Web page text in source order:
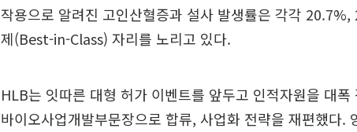
작용으로 알려진 고인산혈증과 설사 발생률은 각각
제(Best-in-Class) 자리를 노리고 있다.
HLB는 잇따른 대형 허가 이벤트를 앞두고 인적자원을 대
바이오사업개발부문장으로 합류, 사업화 전략을 재편했다.